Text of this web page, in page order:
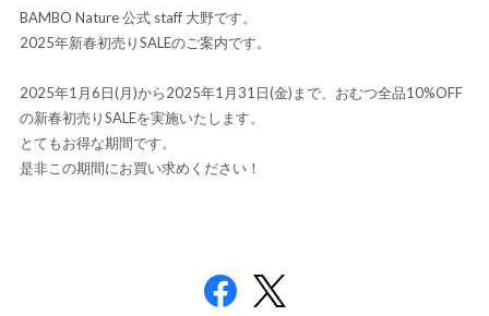
BAMBO Nature 公式 staff 大野です。
2025年新春初売りSALEのご案内です。
2025年1月6日(月)から2025年1月31日(金)まで、おむつ全品10%OFF
の新春初売りSALEを実施いたします。
とてもお得な期間です。
是非この期間にお買い求めください！